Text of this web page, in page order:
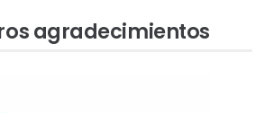
agradecimientos